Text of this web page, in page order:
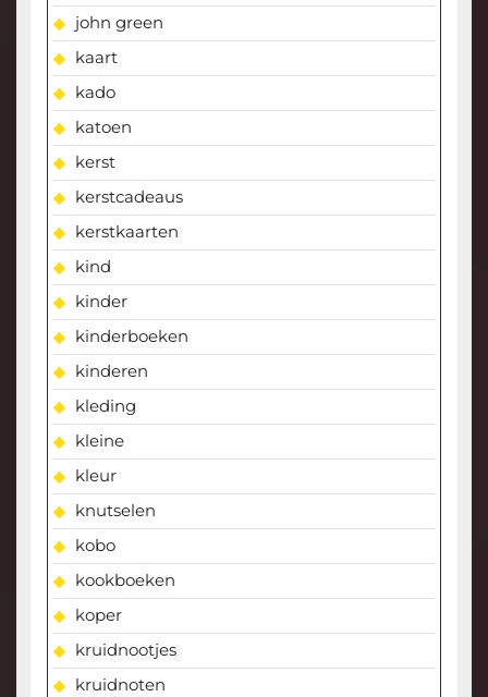
john green
kaart
kado
katoen
kerst
kerstcadeaus
kerstkaarten
kind
kinder
kinderboeken
kinderen
kleding
kleine
kleur
knutselen
kobo
kookboeken
koper
kruidnootjes
kruidnoten